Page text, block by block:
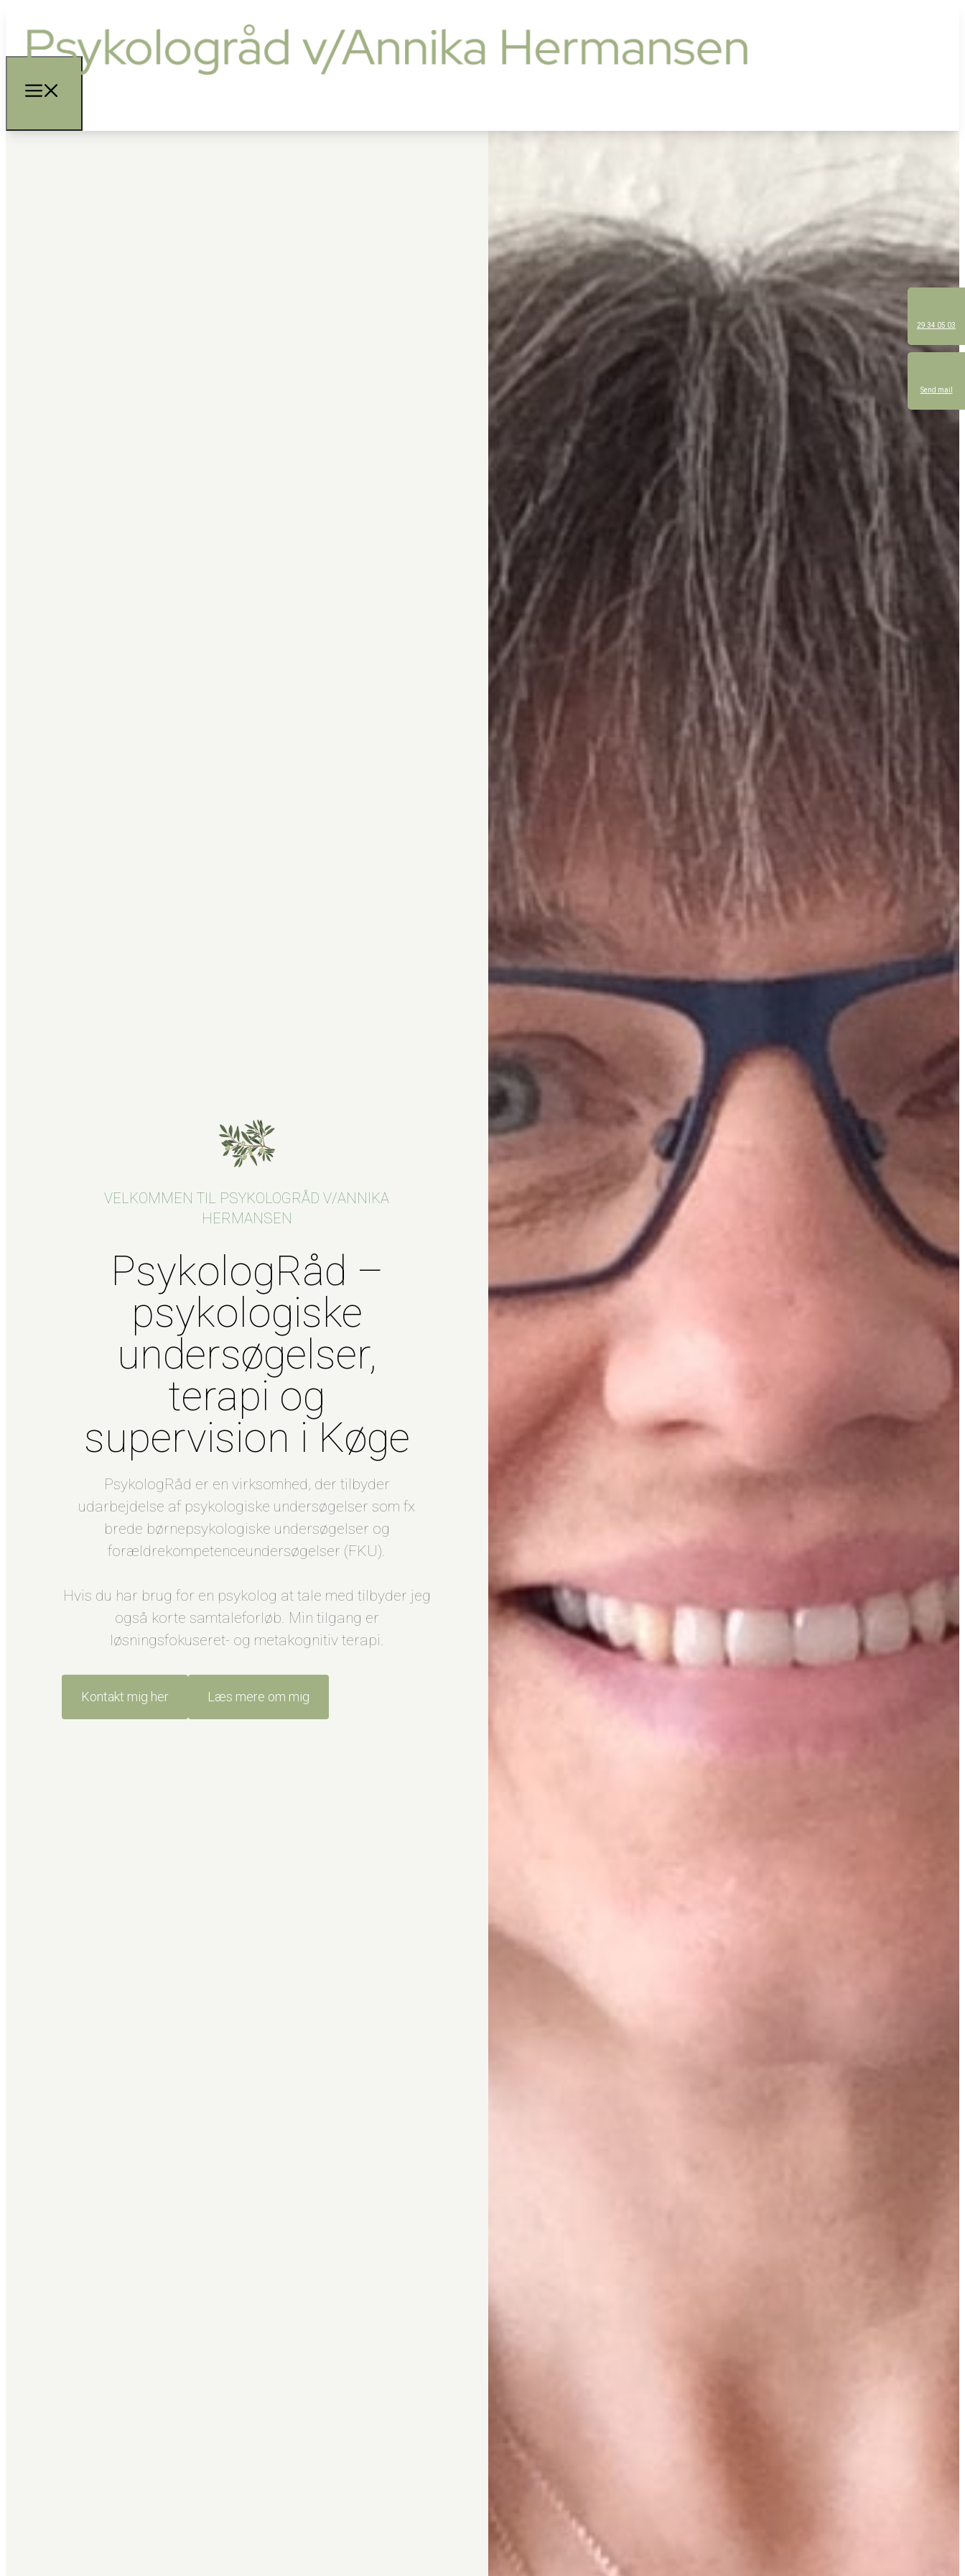
VELKOMMEN TIL PSYKOLOGRÅD V/ANNIKA
HERMANSEN
PsykologRåd –
psykologiske
undersøgelser,
terapi og
supervision i Køge
PsykologRåd er en virksomhed, der tilbyder
udarbejdelse af psykologiske undersøgelser som fx
brede børnepsykologiske undersøgelser og
forældrekompetenceundersøgelser (FKU).
Hvis du har brug for en psykolog at tale med tilbyder jeg
også korte samtaleforløb. Min tilgang er
løsningsfokuseret- og metakognitiv terapi.
Kontakt mig her Læs mere om mig
29 34 05 03
Send mail